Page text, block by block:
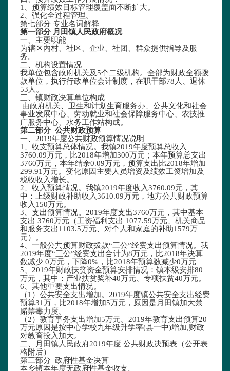
1、预算绩效目标管理覆盖面不断扩大。
2、强化全过程管理。
第七部分 专业名词解释
第一部分 月田镇人民政府概况
一、主要职能
为辖区内村、社区、企业、社团、群众提供指导及服
务。
二、 机构设置情况
我单位包含政府机关及5个二级机构。全部为财政全额拨
款单位，执行行政单位会计制度，在职干部78人、退休
53人。
三、 镇财政决算单位构成
由政府机关、卫生和计划生育服务办、公共文化和社会
事业发展中心、劳动就业和社会保障服务中心、农技推
广服务中心、水务工作站构成。
第二部分 公共财政预算
一、2019年度公共财政预算情况说明
1、收支预算总体情况。我镇2019年度预算总收入
3760.09万元，比2018年增加300万元；本年预算总支出
3760万元，本年结余0.09万元，预算支出 比2018年增加
299.91万元。变化原因主要人员增资及绩效工资增加及
税收收入增长。
2、收入预算情况。我镇2019年度收入3760.09元，其
中：上级财政补助收入3610.09万元，地方公共财政预算
收入150万元。
3、支出预算情况。2019年度支出3760万元，其中基本
支出 3760万元（工资福利支出 1077.59万元、机关商品
和服务支出1103.5万元、对个人和家庭的补助1579万
元）。
4、一般公共预算财政拨款“三公”经费支出预算情况。我
2019年度“三公”经费支出合计为8万元，比2018年决算
数减少 0万元，下降0%，比2018年预算数减少0万元
5、2019年财政扶贫资金预算安排情况：镇本级安排80
万元，其中：产业扶贫奖补40万元、专项扶贫40万元。
6、其他重要支出情况。
（1）公共安全支出增加。2019年度镇公共安全支出经费
预算31万，比2018年增加5万元，原因是月田镇加大禁
赌禁毒力度。
（2）教育事务支出增加5万元。2019年教育支出预算20
万元原因是按中心学校九年级升学率(县一中)增加,财政
对教育投入加大。
二、月田镇人民政府2019年度 公共财政决预表（公开表
格附后）
第三部分 政府性基金决算
本乡镇本年度无政府性基金收支。